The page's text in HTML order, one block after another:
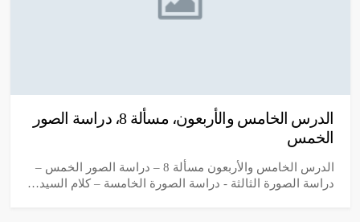
الدرس الخامس والأربعون، مسألة 8، دراسة الصور
الخمس
الدرس الخامس والأربعون مسألة 8 – دراسة الصور الخمس –
دراسة الصورة الثالثة - دراسة الصورة الخامسة – كلام السيد…